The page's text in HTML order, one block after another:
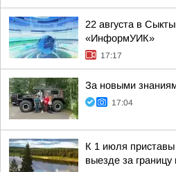
22 августа в
«ИнформУИК»
17:17
За новыми
17:04
К 1 июля
выезде за